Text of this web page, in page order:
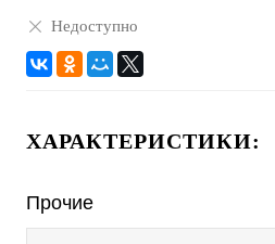
Недоступно
ХАРАКТЕРИСТИКИ:
Прочие